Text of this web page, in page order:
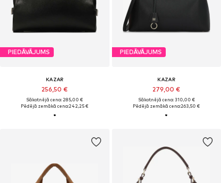
PIEDĀVĀJUMS
KAZAR
256,50 €
Sākotnējā cena: 285,00 €
Pēdējā zemākā cena:242,25 €
PIEDĀVĀJUMS
KAZAR
279,00 €
Sākotnējā cena: 310,00 €
Pēdējā zemākā cena:263,50 €